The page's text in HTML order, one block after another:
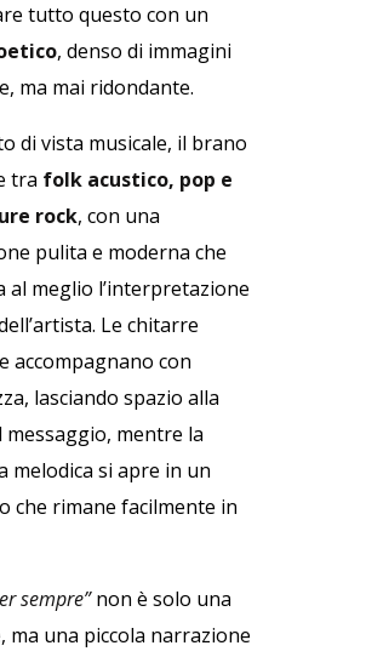
tutto questo con un
, denso di immagini
ma mai ridondante.
di vista musicale, il brano
tra folk acustico, pop e
rock, con una
pulita e moderna che
al meglio l’interpretazione
Le chitarre
accompagnano con
lasciando spazio alla
messaggio, mentre la
melodica si apre in un
che rimane facilmente in
sempre”non è solo una
ma una piccola narrazione